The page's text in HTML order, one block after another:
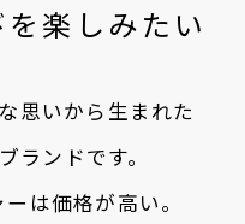
楽しみたい
思いから生まれた
ランドです。
は価格が高い。